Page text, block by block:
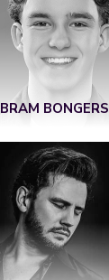
BRAM BONGERS